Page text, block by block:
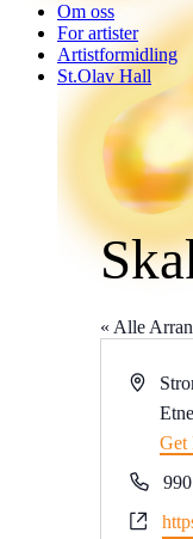
Om oss
For artister
Artistformidling
St.Olav Hall
« Alle
Address
Etne
Get
Phone
Website